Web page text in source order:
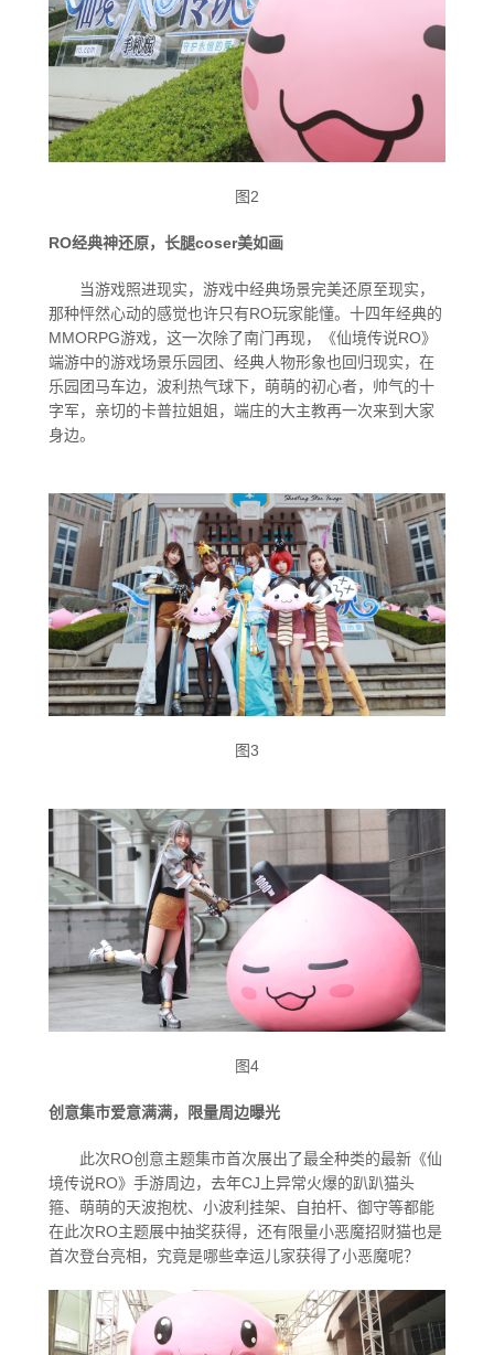
梦幻之岛
辉煌领域
龙之城洛阳
甜蜜召唤师
光影之都
崭新时空
黑色派对
梦想天空
永恒的爱
宠物情人
唤醒计划
图2
RO经典神还原，长腿coser美如画
当游戏照进现实，游戏中经典场景完美还原至现实，
那种怦然心动的感觉也许只有RO玩家能懂。十四年经典的
MMORPG游戏，这一次除了南门再现，《仙境传说RO》
端游中的游戏场景乐园团、经典人物形象也回归现实，在
乐园团马车边，波利热气球下，萌萌的初心者，帅气的十
字军，亲切的卡普拉姐姐，端庄的大主教再一次来到大家
身边。
图3
图4
创意集市爱意满满，限量周边曝光
此次RO创意主题集市首次展出了最全种类的最新《仙
境传说RO》手游周边，去年CJ上异常火爆的趴趴猫头
箍、萌萌的天波抱枕、小波利挂架、自拍杆、御守等都能
在此次RO主题展中抽奖获得，还有限量小恶魔招财猫也是
首次登台亮相，究竟是哪些幸运儿家获得了小恶魔呢？